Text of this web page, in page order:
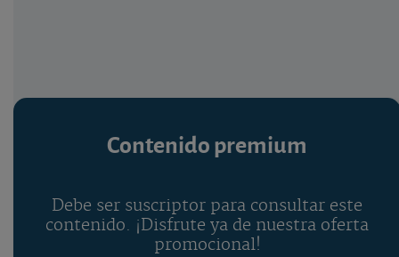
Contenido premium
Debe ser suscriptor para consultar este
contenido. ¡Disfrute ya de nuestra oferta
promocional!